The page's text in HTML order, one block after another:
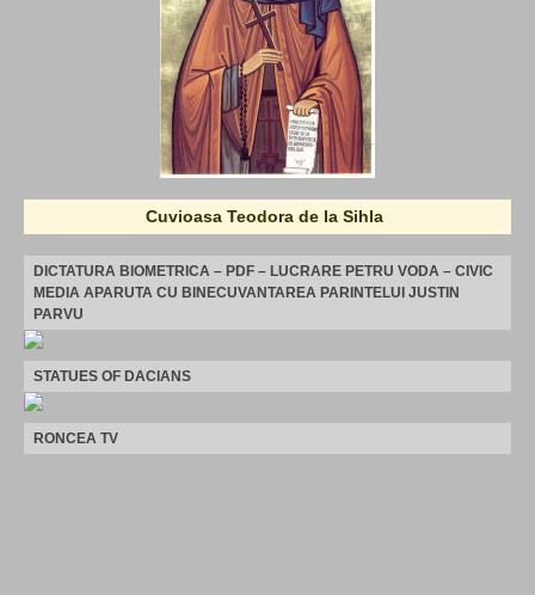
Cuvioasa Teodora de la Sihla
DICTATURA BIOMETRICA – PDF – LUCRARE PETRU VODA – CIVIC
MEDIA APARUTA CU BINECUVANTAREA PARINTELUI JUSTIN
PARVU
STATUES OF DACIANS
RONCEA TV